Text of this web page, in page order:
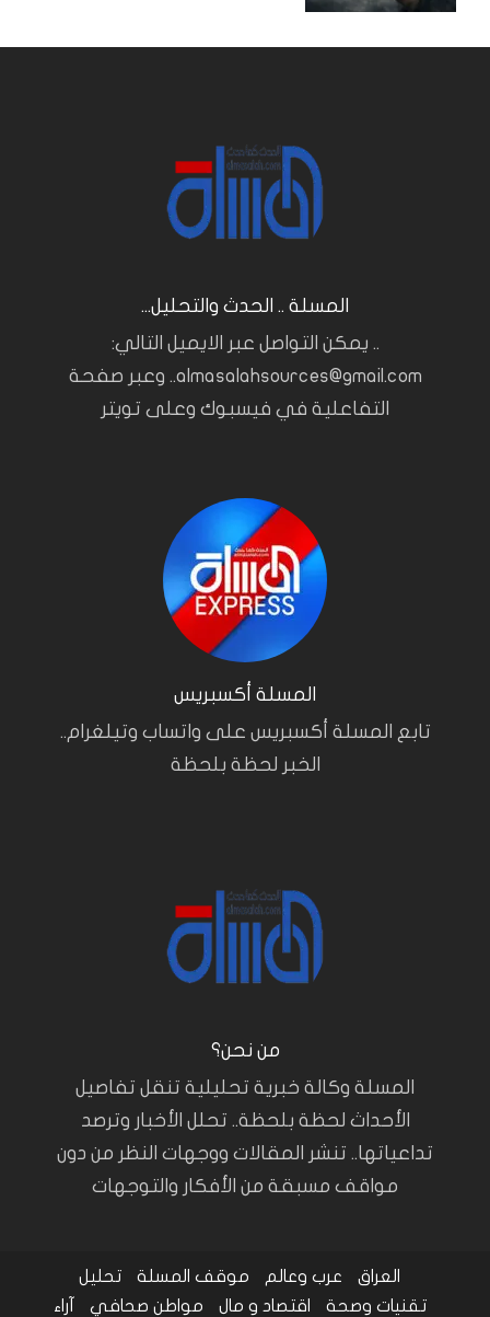
المسلة .. الحدث والتحليل...
.. يمكن التواصل عبر الايميل التالي:
almasalahsources@gmail.com.. وعبر صفحة
التفاعلية في فيسبوك وعلى تويتر
المسلة أكسبريس
تابع المسلة أكسبريس على واتساب وتيلغرام..
الخبر لحظة بلحظة
من نحن؟
المسلة وكالة خبرية تحليلية تنقل تفاصيل
الأحداث لحظة بلحظة.. تحلل الأخبار وترصد
تداعياتها.. تنشر المقالات ووجهات النظر من دون
مواقف مسبقة من الأفكار والتوجهات
العراق عرب وعالم موقف المسلة
تحليل
تقنيات وصحة
اقتصاد و مال مواطن صحافي آراء